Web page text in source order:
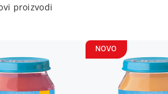
proizvodi
NOVO